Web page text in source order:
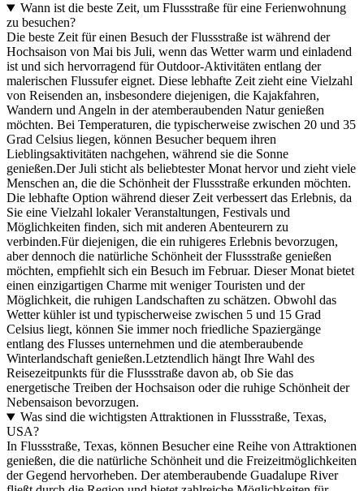
Wann ist die beste Zeit, um Flussstraße für eine Ferienwohnung
zu besuchen?
Die beste Zeit für einen Besuch der Flussstraße ist während der
Hochsaison von Mai bis Juli, wenn das Wetter warm und einladend
ist und sich hervorragend für Outdoor-Aktivitäten entlang der
malerischen Flussufer eignet. Diese lebhafte Zeit zieht eine Vielzahl
von Reisenden an, insbesondere diejenigen, die Kajakfahren,
Wandern und Angeln in der atemberaubenden Natur genießen
möchten. Bei Temperaturen, die typischerweise zwischen 20 und 35
Grad Celsius liegen, können Besucher bequem ihren
Lieblingsaktivitäten nachgehen, während sie die Sonne
genießen.Der Juli sticht als beliebtester Monat hervor und zieht viele
Menschen an, die die Schönheit der Flussstraße erkunden möchten.
Die lebhafte Option während dieser Zeit verbessert das Erlebnis, da
Sie eine Vielzahl lokaler Veranstaltungen, Festivals und
Möglichkeiten finden, sich mit anderen Abenteurern zu
verbinden.Für diejenigen, die ein ruhigeres Erlebnis bevorzugen,
aber dennoch die natürliche Schönheit der Flussstraße genießen
möchten, empfiehlt sich ein Besuch im Februar. Dieser Monat bietet
einen einzigartigen Charme mit weniger Touristen und der
Möglichkeit, die ruhigen Landschaften zu schätzen. Obwohl das
Wetter kühler ist und typischerweise zwischen 5 und 15 Grad
Celsius liegt, können Sie immer noch friedliche Spaziergänge
entlang des Flusses unternehmen und die atemberaubende
Winterlandschaft genießen.Letztendlich hängt Ihre Wahl des
Reisezeitpunkts für die Flussstraße davon ab, ob Sie das
energetische Treiben der Hochsaison oder die ruhige Schönheit der
Nebensaison bevorzugen.
Was sind die wichtigsten Attraktionen in Flussstraße, Texas,
USA?
In Flussstraße, Texas, können Besucher eine Reihe von Attraktionen
genießen, die die natürliche Schönheit und die Freizeitmöglichkeiten
der Gegend hervorheben. Der atemberaubende Guadalupe River